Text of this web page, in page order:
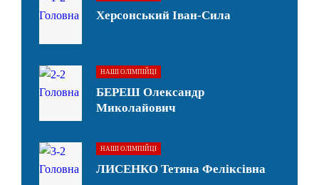
Херсонський Іван-Сила
НАШІ ОЛІМПІЙЦІ
БЕРЕШ Олександр
Миколайович
НАШІ ОЛІМПІЙЦІ
ЛИСЕНКО Тетяна Феліксівна